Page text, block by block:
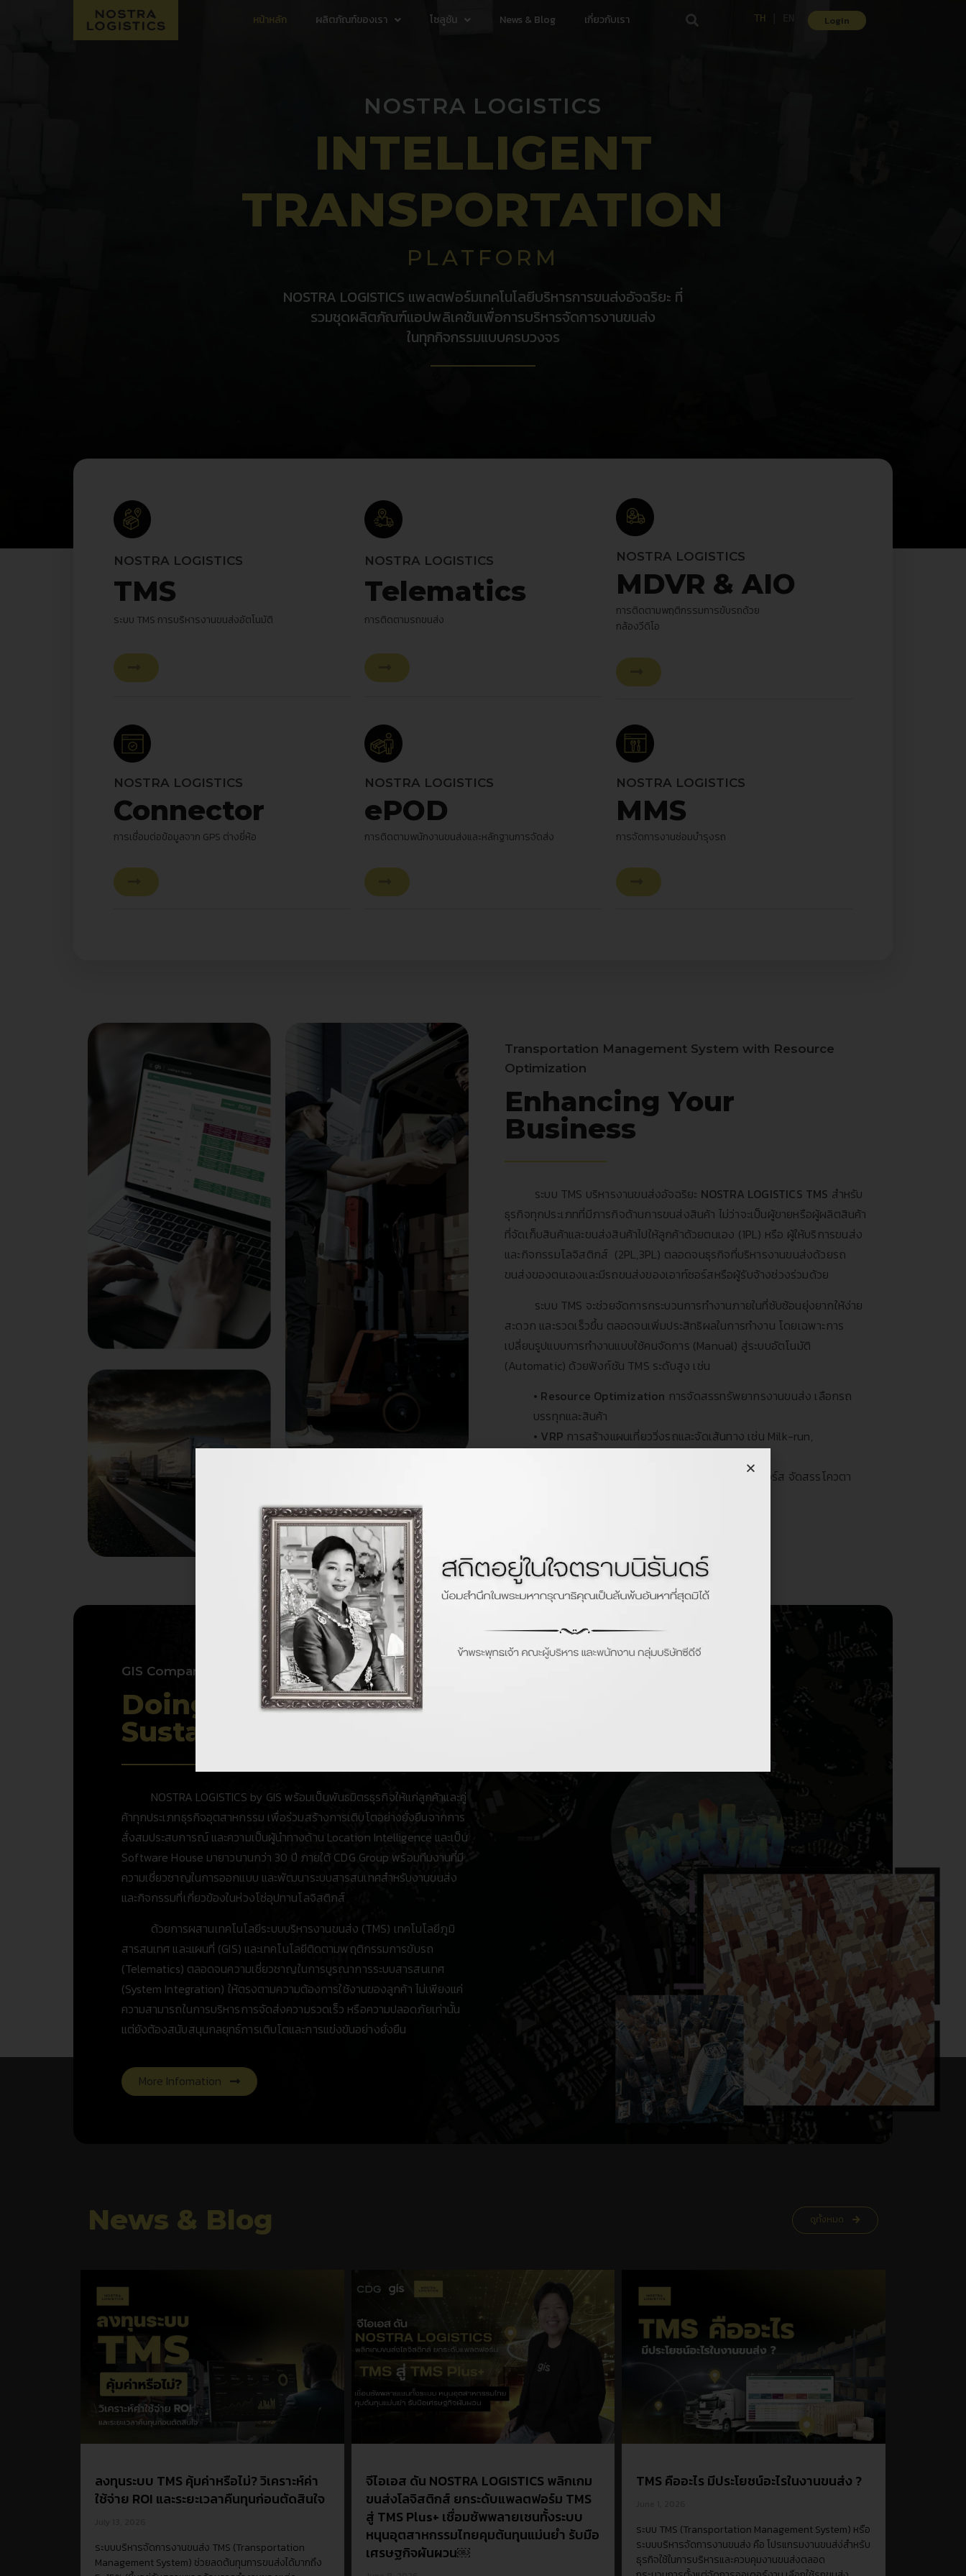
หน้าหลัก ผลิตภัณฑ์ของเรา โซลูชัน News & Blog เกี่ยวกับเรา TH Login
NOSTRA LOGISTICS
INTELLIGENT
TRANSPORTATION
PLATFORM
NOSTRA LOGISTICS แพลตฟอร์มเทคโนโลยีบริหารการขนส่งอัจฉริยะ ที่
รวมชุดผลิตภัณฑ์แอปพลิเคชันเพื่อการบริหารจัดการงานขนส่ง
ในทุกกิจกรรมแบบครบวงจร
NOSTRA LOGISTICS
TMS
ระบบ TMS การบริหารงานขนส่งอัตโนมัติ
NOSTRA LOGISTICS
Telematics
การติดตามรถขนส่ง
NOSTRA LOGISTICS
MDVR & AIO
การติดตามพฤติกรรมการขับรถด้วย
กล้องวีดิโอ
NOSTRA LOGISTICS
Connector
การเชื่อมต่อข้อมูลจาก GPS ต่างยี่ห้อ
NOSTRA LOGISTICS
ePOD
การติดตามพนักงานขนส่งและหลักฐานการจัดส่ง
NOSTRA LOGISTICS
MMS
การจัดการงานซ่อมบำรุงรถ
Transportation Management System with Resource
Optimization
Enhancing Your
Business
ระบบ TMS บริหารงานขนส่งอัจฉริยะ NOSTRA LOGISTICS TMS สำหรับ
ธุรกิจทุกประเภทที่มีภารกิจด้านการขนส่งสินค้า ไม่ว่าจะเป็นผู้ขายหรือผู้ผลิตสินค้า
ที่จัดเก็บสินค้าและขนส่งสินค้าไปให้ลูกค้าด้วยตนเอง (1PL) หรือ ผู้ให้บริการขนส่ง
และกิจกรรมโลจิสติกส์ (2PL,3PL) ตลอดจนธุรกิจที่บริหารงานขนส่งด้วยรถ
ขนส่งของตนเองและมีรถขนส่งของเอาท์ซอร์สหรือผู้รับจ้างช่วงร่วมด้วย
ระบบ TMS จะช่วยจัดการกระบวนการทำงานภายในที่ซับซ้อนยุ่งยากให้ง่าย
สะดวก และรวดเร็วขึ้น ตลอดจนเพิ่มประสิทธิผลในการทำงาน โดยเฉพาะการ
เปลี่ยนรูปแบบการทำงานแบบใช้คนจัดการ (Manual) สู่ระบบอัตโนมัติ
(Automatic) ด้วยฟังก์ชัน TMS ระดับสูง เช่น
• Resource Optimization การจัดสรรทรัพยากรงานขนส่ง เลือกรถ
บรรทุกและสินค้า
• VRP การสร้างแผนเที่ยววิ่งรถและจัดเส้นทาง เช่น Milk-run,
การบริหารรถเอาท์ซอร์ส จัดสรรโควตา
GIS Company
Doing More for Your
Sustainable Success
NOSTRA LOGISTICS by GIS พร้อมเป็นพันธมิตรธุรกิจให้แก่ลูกค้าและคู่
ค้าทุกประเภทธุรกิจอุตสาหกรรม เพื่อร่วมสร้างการเติบโตอย่างยั่งยืนจากการ
สั่งสมประสบการณ์ และความเป็นผู้นำทางด้าน Location Intelligence และเป็น
Software House มายาวนานกว่า 30 ปี ภายใต้ CDG Group พร้อมทีมงานที่มี
ความเชี่ยวชาญในการออกแบบ และพัฒนาระบบสารสนเทศสำหรับงานขนส่ง
และกิจกรรมที่เกี่ยวข้องในห่วงโซ่อุปทานโลจิสติกส์
ด้วยการผสานเทคโนโลยีระบบบริหารงานขนส่ง (TMS) เทคโนโลยีภูมิ
สารสนเทศ และแผนที่ (GIS) และเทคโนโลยีติดตามพฤติกรรมการขับรถ
(Telematics) ตลอดจนความเชี่ยวชาญในการบูรณาการระบบสารสนเทศ
(System Integration) ให้ตรงตามความต้องการใช้งานของลูกค้า ไม่เพียงแค่
ความสามารถในการบริหารการจัดส่งความรวดเร็ว หรือความปลอดภัยเท่านั้น
แต่ยังต้องสนับสนุนกลยุทธ์การเติบโตและการแข่งขันอย่างยั่งยืน
More Infomation
News & Blog ดูทั้งหมด
ลงทุนระบบ TMS คุ้มค่าหรือไม่? วิเคราะห์ค่า
ใช้จ่าย ROI และระยะเวลาคืนทุนก่อนตัดสินใจ
ระบบบริหารจัดการงานขนส่ง TMS (Transportation
Management System) ช่วยลดต้นทุนการขนส่งได้มากถึง
จีไอเอส ดัน NOSTRA LOGISTICS พลิกเกม
ขนส่งโลจิสติกส์ ยกระดับแพลตฟอร์ม TMS
สู่ TMS Plus+ เชื่อมซัพพลายเชนทั้งระบบ
หนุนอุตสาหกรรมไทยคุมต้นทุนแม่นยำ รับมือ
เศรษฐกิจผันผวน￼
TMS คืออะไร มีประโยชน์อะไรในงานขนส่ง ?
ระบบ TMS (Transportation Management System) หรือ
ระบบบริหารจัดการงานขนส่ง คือ โปรแกรมงานขนส่ง่สำหรับ
ธุรกิจใช้ในการบริหารและควบคุมงานขนส่งตลอด